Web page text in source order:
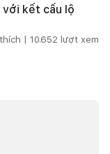
với kết cấu lộ
| 10.652 lượt xem